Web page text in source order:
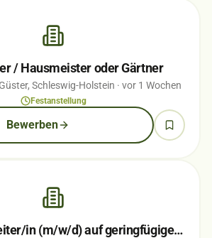
/ Hausmeister oder Gärtner
Güster, Schleswig-Holstein · vor 1 Wochen
Festanstellung
Bewerben
Gemeindearbeiter/in (m/w/d) auf geringfügiger Basis